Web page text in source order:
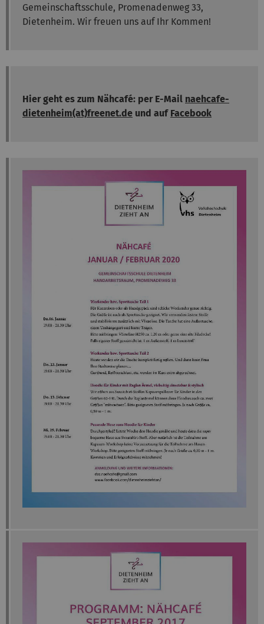
Gemeinschaftsschule, Promenadenweg 33,
Dietenheim. Wir freuen uns auf Ihr Kommen!
Hier geht es zum Nähcafé: per E-Mail naehcafe-
dietenheim(at)freenet.de ​​​​​​​ und auf Facebook